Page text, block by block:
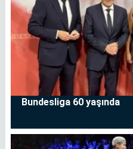
Bundesliga 60 yaşında